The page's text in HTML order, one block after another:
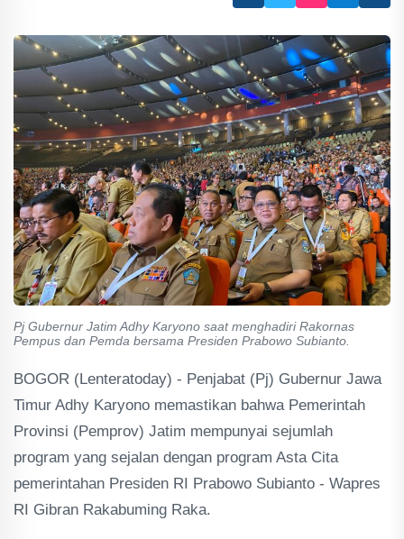
Pj Gubernur Jatim Adhy Karyono saat menghadiri Rakornas
Pempus dan Pemda bersama Presiden Prabowo Subianto.
BOGOR (Lenteratoday) - Penjabat (Pj) Gubernur Jawa
Timur Adhy Karyono memastikan bahwa Pemerintah
Provinsi (Pemprov) Jatim mempunyai sejumlah
program yang sejalan dengan program Asta Cita
pemerintahan Presiden RI Prabowo Subianto - Wapres
RI Gibran Rakabuming Raka.